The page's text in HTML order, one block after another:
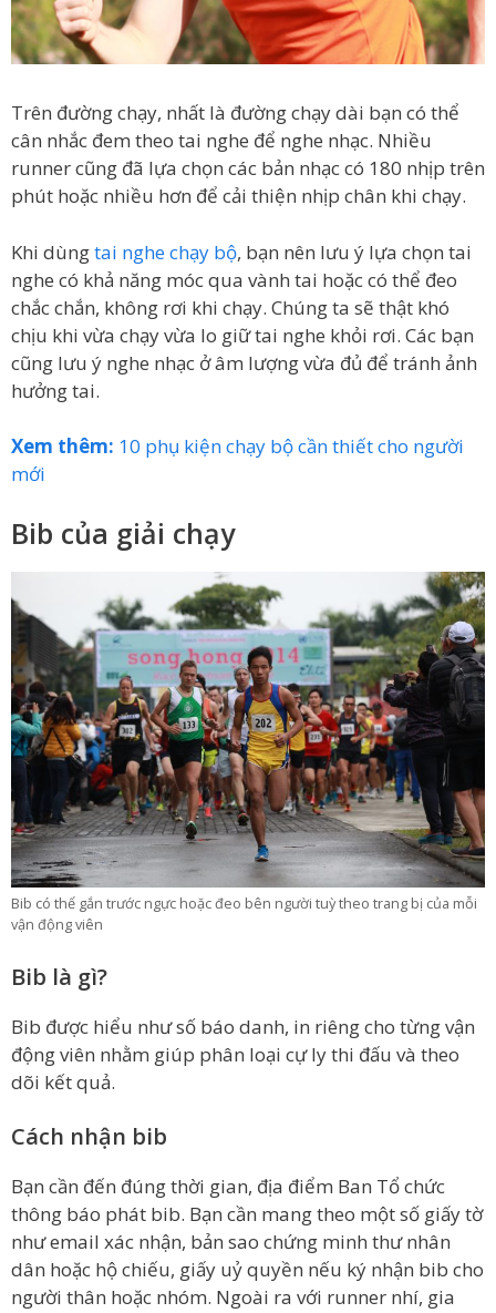
Trên đường chạy, nhất là đường chạy dài bạn có thể
cân nhắc đem theo tai nghe để nghe nhạc. Nhiều
runner cũng đã lựa chọn các bản nhạc có 180 nhịp trên
phút hoặc nhiều hơn để cải thiện nhịp chân khi chạy.
Khi dùngtai nghe chạy bộ, bạn nên lưu ý lựa chọn tai
nghe có khả năng móc qua vành tai hoặc có thể đeo
chắc chắn, không rơi khi chạy. Chúng ta sẽ thật khó
chịu khi vừa chạy vừa lo giữ tai nghe khỏi rơi. Các bạn
cũng lưu ý nghe nhạc ở âm lượng vừa đủ để tránh ảnh
hưởng tai.
Xem thêm: 10 phụ kiện chạy bộ cần thiết cho người
mới
Bib của giải chạy
Bib có thể gắn trước ngực hoặc đeo bên người tuỳ theo trang bị của mỗi
vận động viên
Bib là gì?
Bib được hiểu như số báo danh, in riêng cho từng vận
động viên nhằm giúp phân loại cự ly thi đấu và theo
dõi kết quả.
Cách nhận bib
Bạn cần đến đúng thời gian, địa điểm Ban Tổ chức
thông báo phát bib. Bạn cần mang theo một số giấy tờ
như email xác nhận, bản sao chứng minh thư nhân
dân hoặc hộ chiếu, giấy uỷ quyền nếu ký nhận bib cho
người thân hoặc nhóm. Ngoài ra với runner nhí, gia